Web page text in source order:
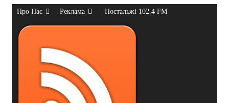
Про Нас Реклама Ностальжі 102.4 FM